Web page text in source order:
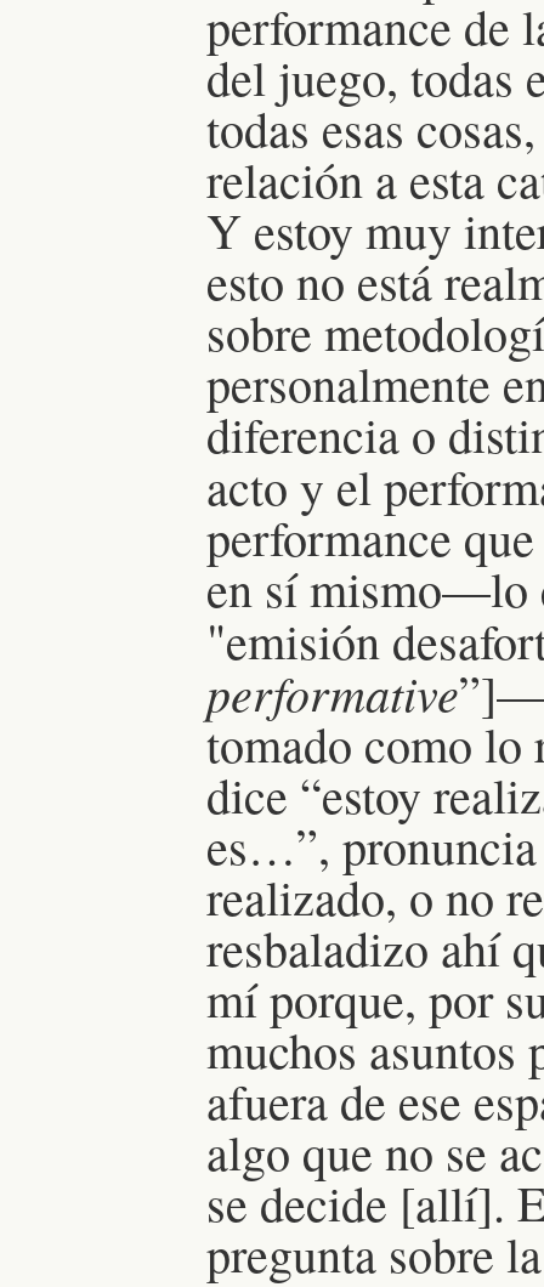
performance de
del juego, todas
todas esas
relación a esta
Y estoy muy
esto no está
sobre
personalmente
diferencia o
acto y el
performance
en sí mismo—lo
"emisión
performative
tomado como lo
dice “estoy
es…”,
realizado, o no
resbaladizo ahí
mí porque, por
muchos asuntos
afuera de ese
algo que no se
se decide [allí].
pregunta sobre